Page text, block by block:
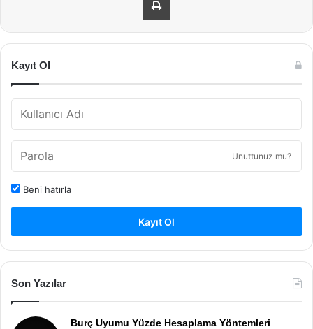
Kayıt Ol
Unuttunuz mu?
Beni hatırla
Kayıt Ol
Son Yazılar
Burç Uyumu Yüzde Hesaplama Yöntemleri